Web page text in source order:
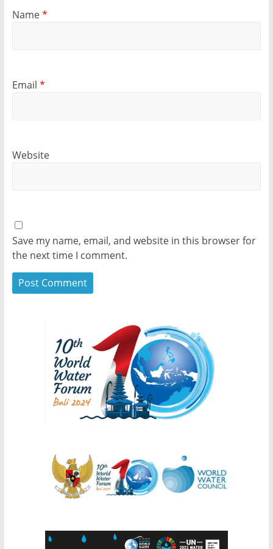
Name*
Email *
Website
Save my name, email, and website in this browser for
the next time I comment.